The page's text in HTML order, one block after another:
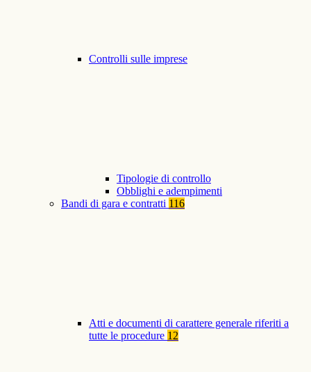
Controlli sulle imprese
Tipologie di controllo
Obblighi e adempimenti
Bandi di gara e contratti 116
Atti e documenti di carattere generale riferiti a
tutte le procedure 12